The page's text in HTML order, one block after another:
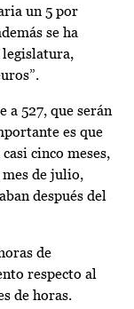
un 5 por
se ha
legislatura,
a 527, que serán
es que
cinco meses,
de julio,
después del
de
respecto al
de horas.